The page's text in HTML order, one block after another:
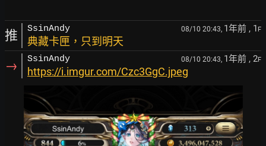
推 SsinAndy 08/10 20:43, 1年前 , 1 F
典藏卡匣，只到明天
→ SsinAndy 08/10 20:43, 1年前 , 2F
https://i.imgur.com/Czc3GgC.jpeg